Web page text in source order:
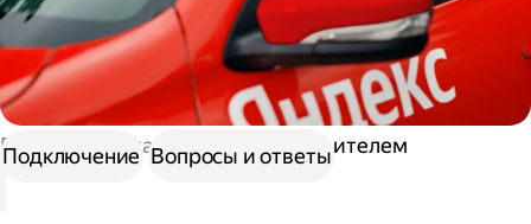
Работа в Доставке Работа водителем
Подключение Вопросы и ответы